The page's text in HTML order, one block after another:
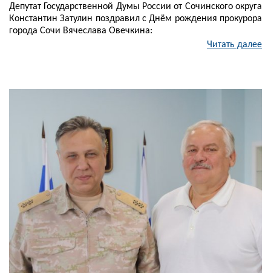
Депутат Государственной Думы России от Сочинского округа
Константин Затулин поздравил с Днём рождения прокурора
города Сочи Вячеслава Овечкина:
Читать далее